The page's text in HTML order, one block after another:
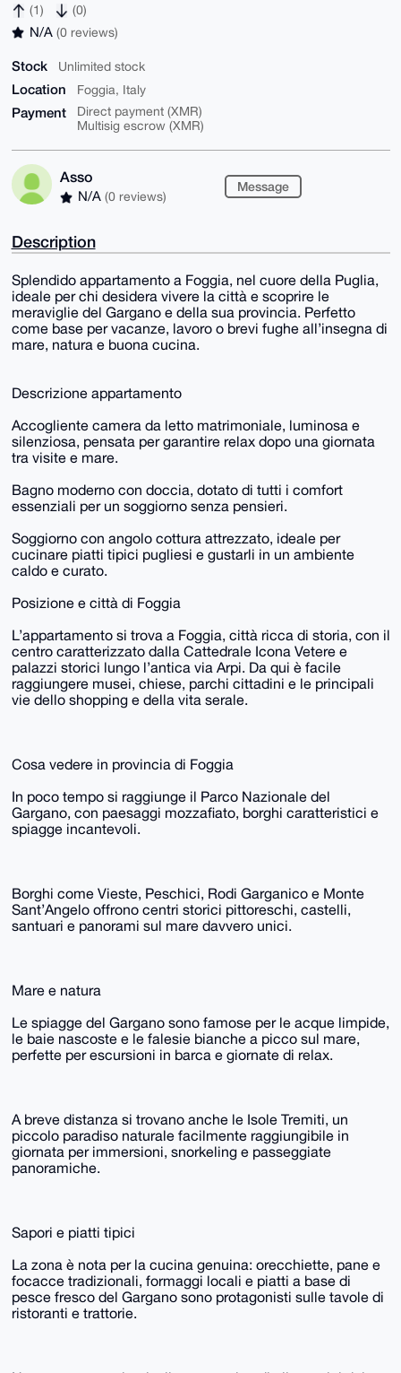
(1) (0)
N/A (0 reviews)
Stock Unlimited stock
Location Foggia, Italy
Payment
Direct payment (XMR)
Multisig escrow (XMR)
Asso
N/A (0 reviews)
Message
Description
Splendido appartamento a Foggia, nel cuore della Puglia,
ideale per chi desidera vivere la città e scoprire le
meraviglie del Gargano e della sua provincia. Perfetto
come base per vacanze, lavoro o brevi fughe all’insegna di
mare, natura e buona cucina.
Descrizione appartamento
Accogliente camera da letto matrimoniale, luminosa e
silenziosa, pensata per garantire relax dopo una giornata
tra visite e mare.
Bagno moderno con doccia, dotato di tutti i comfort
essenziali per un soggiorno senza pensieri.
Soggiorno con angolo cottura attrezzato, ideale per
cucinare piatti tipici pugliesi e gustarli in un ambiente
caldo e curato.
Posizione e città di Foggia
L’appartamento si trova a Foggia, città ricca di storia, con il
centro caratterizzato dalla Cattedrale Icona Vetere e
palazzi storici lungo l’antica via Arpi. Da qui è facile
raggiungere musei, chiese, parchi cittadini e le principali
vie dello shopping e della vita serale.
Cosa vedere in provincia di Foggia
In poco tempo si raggiunge il Parco Nazionale del
Gargano, con paesaggi mozzafiato, borghi caratteristici e
spiagge incantevoli.
Borghi come Vieste, Peschici, Rodi Garganico e Monte
Sant’Angelo offrono centri storici pittoreschi, castelli,
santuari e panorami sul mare davvero unici.
Mare e natura
Le spiagge del Gargano sono famose per le acque limpide,
le baie nascoste e le falesie bianche a picco sul mare,
perfette per escursioni in barca e giornate di relax.
A breve distanza si trovano anche le Isole Tremiti, un
piccolo paradiso naturale facilmente raggiungibile in
giornata per immersioni, snorkeling e passeggiate
panoramiche.
Sapori e piatti tipici
La zona è nota per la cucina genuina: orecchiette, pane e
focacce tradizionali, formaggi locali e piatti a base di
pesce fresco del Gargano sono protagonisti sulle tavole di
ristoranti e trattorie.